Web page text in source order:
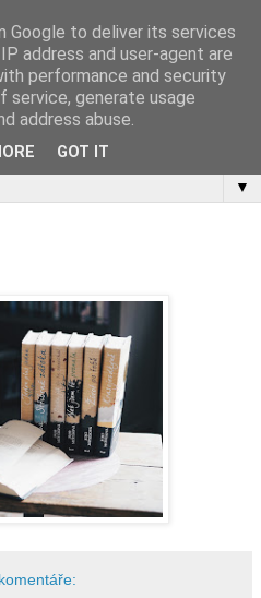
▼
Google to deliver its services
address and user-agent are
performance and security
generate usage
address abuse.
GOT IT